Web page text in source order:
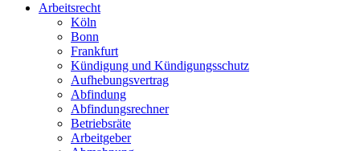
Arbeitsrecht
Köln
Bonn
Frankfurt
Kündigung und Kündigungsschutz
Aufhebungsvertrag
Abfindung
Abfindungsrechner
Betriebsräte
Arbeitgeber